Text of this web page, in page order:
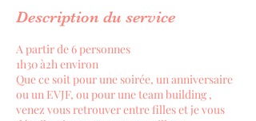
Description du service
A partir de 6 personnes
1h30 à2h environ
Que ce soit pour une soirée, un anniversaire
ou un EVJF, ou pour une team building ,
venez vous retrouver entre filles et je vous